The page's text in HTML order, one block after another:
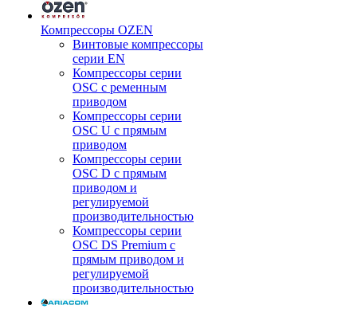
Компрессоры OZEN
Винтовые компрессоры
серии EN
Компрессоры серии
OSC с ременным
приводом
Компрессоры серии
OSC U с прямым
приводом
Компрессоры серии
OSC D с прямым
приводом и
регулируемой
производительностью
Компрессоры серии
OSC DS Premium с
прямым приводом и
регулируемой
производительностью